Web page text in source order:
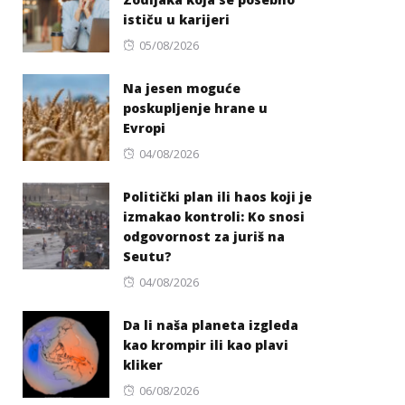
ističu u karijeri
Posted
05/08/2026
Na jesen moguće
poskupljenje hrane u
Evropi
Posted
04/08/2026
Politički plan ili haos koji je
izmakao kontroli: Ko snosi
odgovornost za juriš na
Seutu?
Posted
04/08/2026
Da li naša planeta izgleda
kao krompir ili kao plavi
kliker
Posted
06/08/2026